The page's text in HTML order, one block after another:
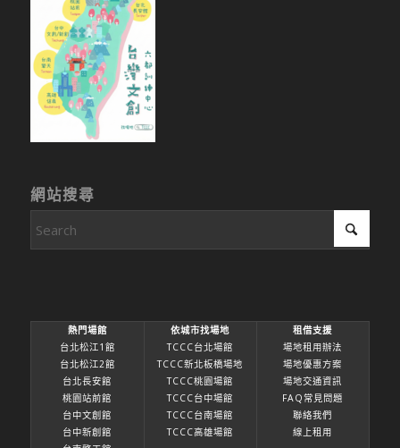
網站搜尋
熱門場館
台北松江1館
台北松江2館
台北長安館
桃園站前館
台中文創館
台中新創館
依城市找場地
TCCC台北場館
TCCC新北板橋場地
TCCC桃園場館
TCCC台中場館
TCCC台南場館
TCCC高雄場館
租借支援
場地租用辦法
場地優惠方案
場地交通資訊
FAQ常見問題
聯絡我們
線上租用